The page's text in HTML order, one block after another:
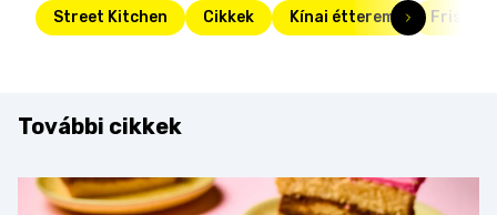
Street Kitchen Cikkek Kínai étterem Friss
További cikkek